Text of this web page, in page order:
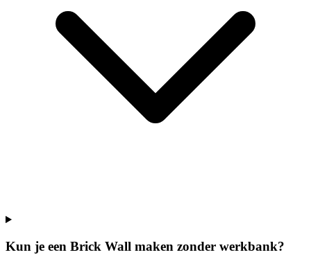
Kun je een Brick Wall maken zonder werkbank?